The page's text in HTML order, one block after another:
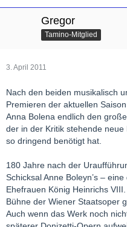
Gregor
Tamino-Mitglied
3. April 2011
Nach den beiden musikalisch
Premieren der aktuellen
Anna Bolena endlich den
der in der Kritik stehende
so dringend benötigt hat.
180 Jahre nach der
Schicksal Anne Boleyn’s –
Ehefrauen König Heinrichs
Bühne der Wiener Staatsoper
Auch wenn das Werk noch